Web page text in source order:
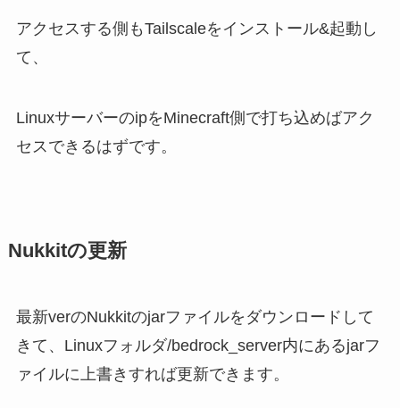
アクセスする側もTailscaleをインストール&起動し
て、
LinuxサーバーのipをMinecraft側で打ち込めばアク
セスできるはずです。
Nukkitの更新
最新verのNukkitのjarファイルをダウンロードして
きて、Linuxフォルダ/bedrock_server内にあるjarフ
ァイルに上書きすれば更新できます。